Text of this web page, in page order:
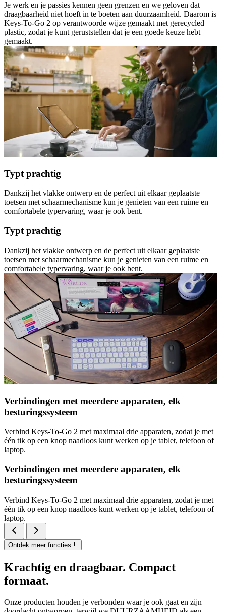
Je werk en je passies kennen geen grenzen en we geloven dat
draagbaarheid niet hoeft in te boeten aan duurzaamheid. Daarom is
Keys-To-Go 2 op verantwoorde wijze gemaakt met gerecycled
plastic, zodat je kunt geruststellen dat je een goede keuze hebt
gemaakt.
Typt prachtig
Dankzij het vlakke ontwerp en de perfect uit elkaar geplaatste
toetsen met schaarmechanisme kun je genieten van een ruime en
comfortabele typervaring, waar je ook bent.
Typt prachtig
Dankzij het vlakke ontwerp en de perfect uit elkaar geplaatste
toetsen met schaarmechanisme kun je genieten van een ruime en
comfortabele typervaring, waar je ook bent.
Verbindingen met meerdere apparaten, elk
besturingssysteem
Verbind Keys-To-Go 2 met maximaal drie apparaten, zodat je met
één tik op een knop naadloos kunt werken op je tablet, telefoon of
laptop.
Verbindingen met meerdere apparaten, elk
besturingssysteem
Verbind Keys-To-Go 2 met maximaal drie apparaten, zodat je met
één tik op een knop naadloos kunt werken op je tablet, telefoon of
laptop.
Ontdek meer functies
Krachtig en draagbaar. Compact
formaat.
Onze producten houden je verbonden waar je ook gaat en zijn